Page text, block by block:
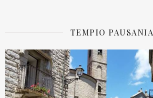
TEMPIO PAUSANIA